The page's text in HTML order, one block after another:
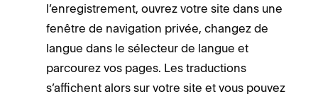
l’enregistrement, ouvrez votre site dans une
fenêtre de navigation privée, changez de
langue dans le sélecteur de langue et
parcourez vos pages. Les traductions
s’affichent alors sur votre site et vous pouvez